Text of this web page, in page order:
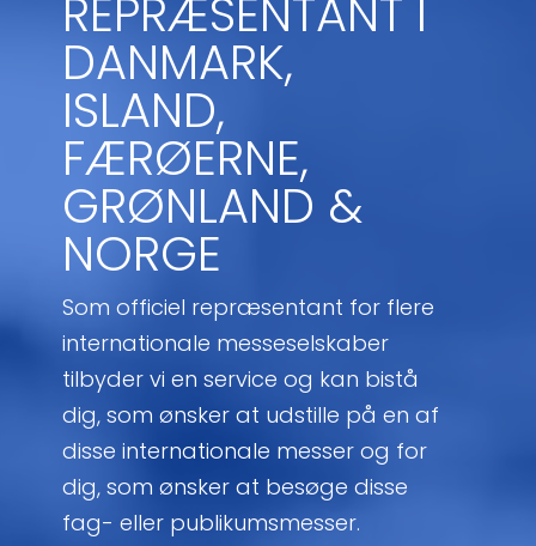
REPRÆSENTANT I
DANMARK,
ISLAND,
FÆRØERNE,
GRØNLAND &
NORGE
Som officiel repræsentant for flere
internationale messeselskaber
tilbyder vi en service og kan bistå
dig, som ønsker at udstille på en af
disse internationale messer og for
dig, som ønsker at besøge disse
fag- eller publikumsmesser.